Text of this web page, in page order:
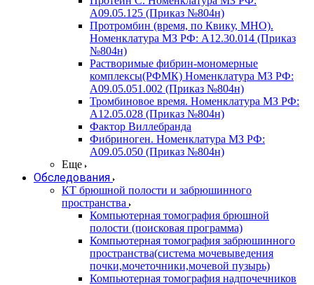
A09.05.125 (Приказ №804н)
Протромбин (время, по Квику, МНО).
Номенклатура МЗ РФ: A12.30.014 (Приказ
№804н)
Растворимые фибрин-мономерные
комплексы(РФМК) Номенклатура МЗ РФ:
A09.05.051.002 (Приказ №804н)
Тромбиновое время. Номенклатура МЗ РФ:
A12.05.028 (Приказ №804н)
Фактор Виллебранда
Фибриноген. Номенклатура МЗ РФ:
A09.05.050 (Приказ №804н)
Еще
Обследования
КТ брюшной полости и забрюшинного
пространства
Компьютерная томография брюшной
полости (поисковая программа)
Компьютерная томография забрюшинного
пространства(система мочевыведения
почки,мочеточники,мочевой пузырь)
Компьютерная томография надпочечников